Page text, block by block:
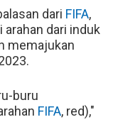
dari FIFA,
dari induk
memajukan
buru
FIFA, red),"